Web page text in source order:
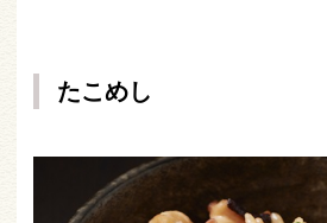
たこめし